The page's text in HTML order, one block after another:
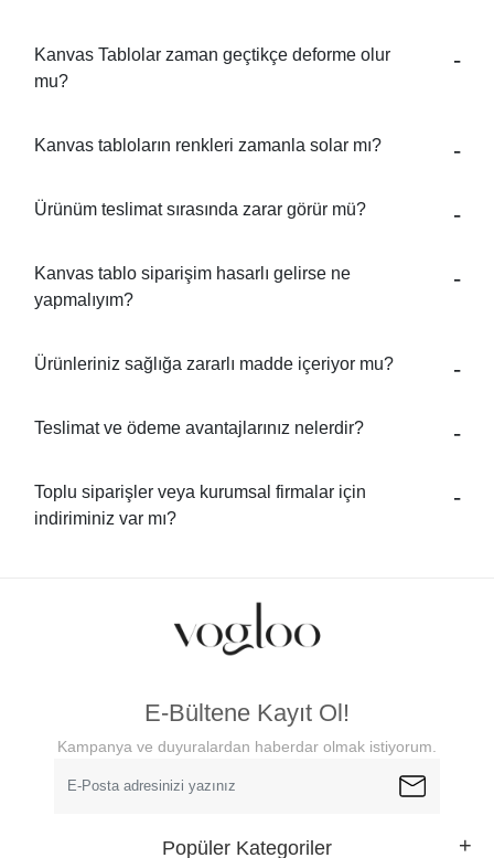
Kanvas Tablolar zaman geçtikçe deforme olur
mu?
Kanvas tabloların renkleri zamanla solar mı?
Ürünüm teslimat sırasında zarar görür mü?
Kanvas tablo siparişim hasarlı gelirse ne
yapmalıyım?
Ürünleriniz sağlığa zararlı madde içeriyor mu?
Teslimat ve ödeme avantajlarınız nelerdir?
Toplu siparişler veya kurumsal firmalar için
indiriminiz var mı?
E-Bültene Kayıt Ol!
Kampanya ve duyuralardan haberdar olmak istiyorum.
Popüler Kategoriler